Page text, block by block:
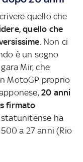
quello che
quello che
. Non ci
è un sogno
Mir, che
MotoGP proprio
20 anni
firmato
ha
a 27 anni (Rio